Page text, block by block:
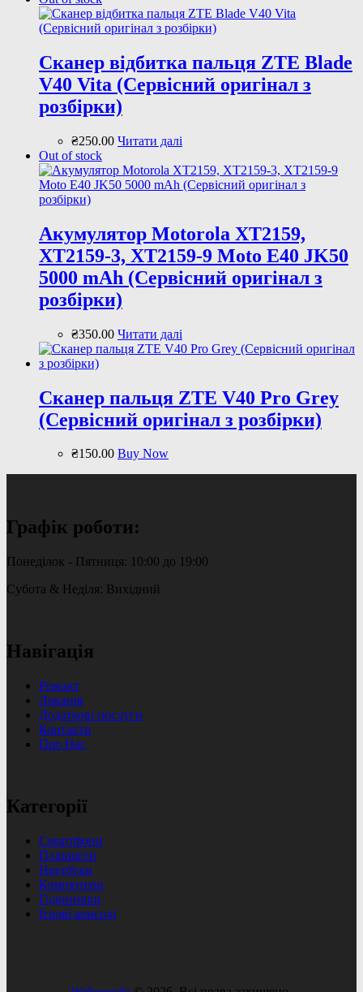
Сканер відбитка пальця ZTE Blade
V40 Vita (Сервісний оригінал з
розбірки)
₴250.00 Читати далі
Out of stock
Акумулятор Motorola XT2159,
XT2159-3, XT2159-9 Moto E40 JK50
5000 mAh (Сервісний оригінал з
розбірки)
₴350.00 Читати далі
Сканер пальця ZTE V40 Pro Grey
(Сервісний оригінал з розбірки)
₴150.00 Buy Now
Графік роботи:
Понеділок - Пятниця: 10:00 до 19:00
Субота & Неділя: Вихідний
Навігація
Ремонт
Локація
Додаткові послуги
Контакти
Про Нас
Категорії
Смартфони
Планшети
Ноутбуки
Компютери
Годинники
Ігрові консолі